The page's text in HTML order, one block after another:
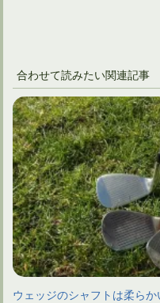
合わせて読みたい関連記事
ウェッジのシャフトは柔ら